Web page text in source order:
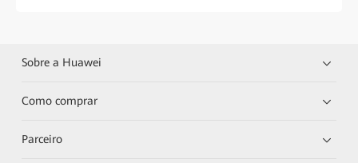
Sobre a Huawei
Como comprar
Parceiro